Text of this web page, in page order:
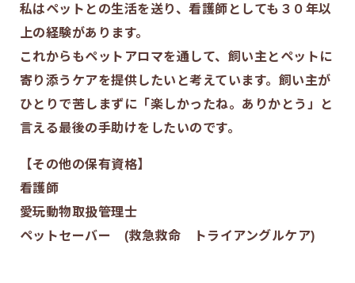
私はペットとの生活を送り、看護師としても３０年以
上の経験があります。
これからもペットアロマを通して、飼い主とペットに
寄り添うケアを提供したいと考えています。飼い主が
ひとりで苦しまずに「楽しかったね。ありかとう」と
言える最後の手助けをしたいのです。
【その他の保有資格】
看護師
愛玩動物取扱管理士
ペットセーバー (救急救命 トライアングルケア)